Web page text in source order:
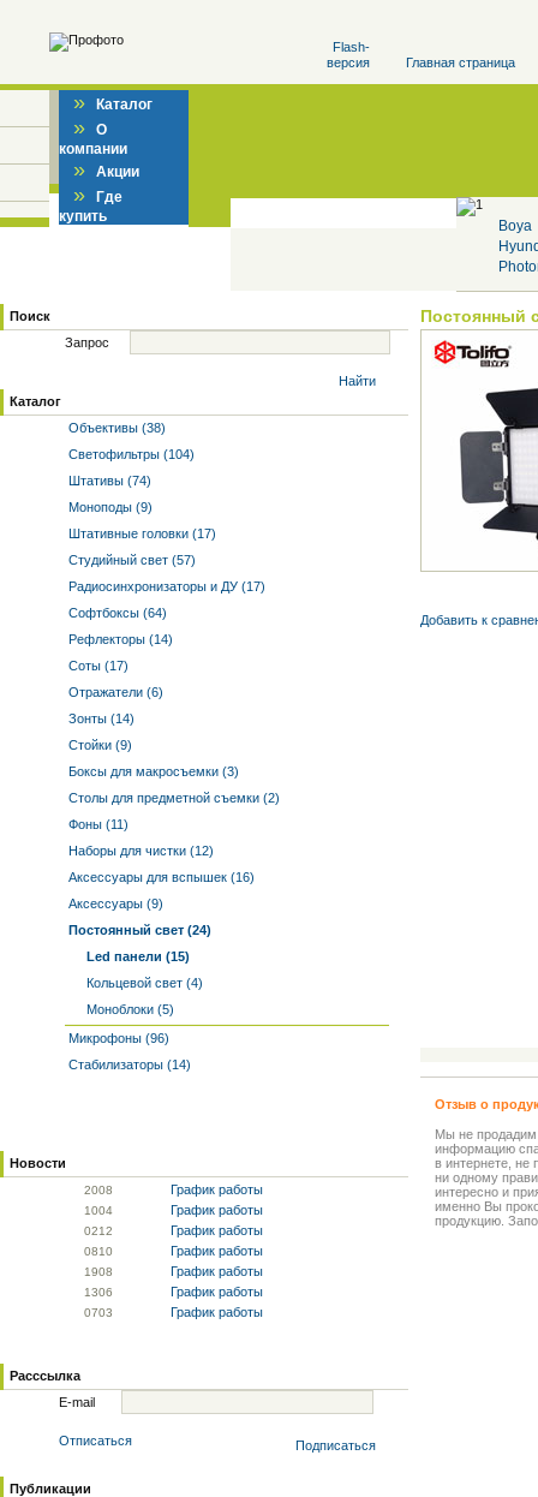
Flash-
версия
Главная страница
» Каталог
» О
компании
» Акции
» Где
купить
Boya
Поиск
Запрос
Найти
Каталог
Объективы (38)
Светофильтры (104)
Штативы (74)
Моноподы (9)
Штативные головки (17)
Студийный свет (57)
Радиосинхронизаторы и ДУ (17)
Софтбоксы (64)
Рефлекторы (14)
Соты (17)
Отражатели (6)
Зонты (14)
Стойки (9)
Боксы для макросъемки (3)
Столы для предметной съемки (2)
Фоны (11)
Наборы для чистки (12)
Аксессуары для вспышек (16)
Аксессуары (9)
Постоянный свет (24)
Led панели (15)
Кольцевой свет (4)
Моноблоки (5)
Микрофоны (96)
Стабилизаторы (14)
Новости
2008 График работы
1004 График работы
0212 График работы
0810 График работы
1908 График работы
1306 График работы
0703 График работы
Расссылка
E-mail
Отписаться Подписаться
Публикации
Постоянный
Добавить к
Отзыв о
Мы не
информацию
в интернете, не
ни одному
интересно и
именно Вы
продукцию.